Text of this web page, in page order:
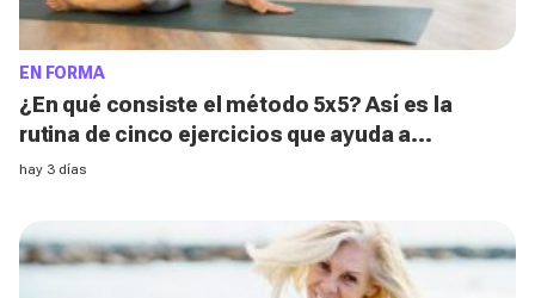
EN FORMA
¿En qué consiste el método 5x5? Así es la
rutina de cinco ejercicios que ayuda a
fortalecer el abdomen después de los 50
hay 3 días